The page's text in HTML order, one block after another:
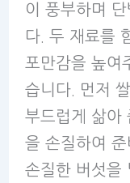
이 풍부하며
다. 두 재료를
포만감을 높여
습니다. 먼저
부드럽게 삶아
을 손질하여 준
손질한 버섯을